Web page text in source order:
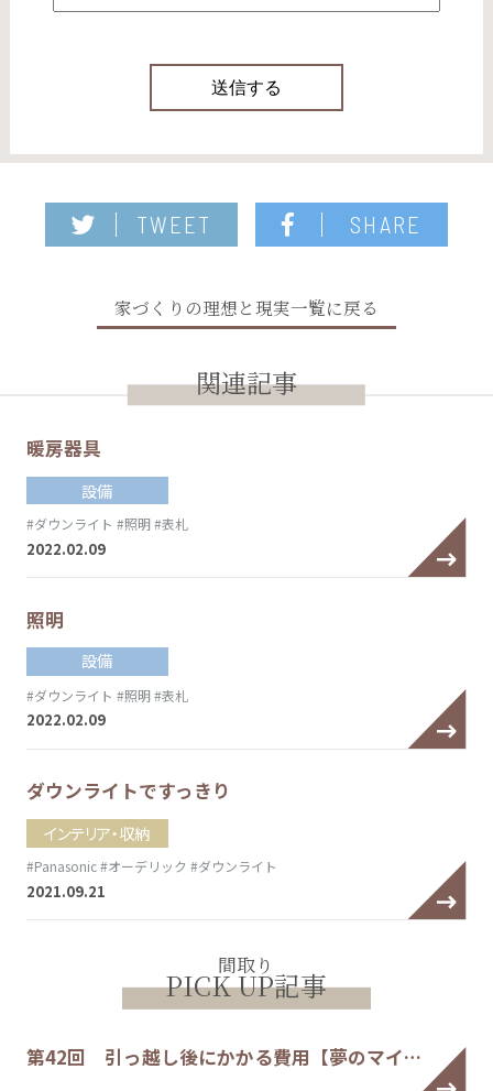
TWEET SHARE
家づくりの理想と現実一覧に戻る
関連記事
暖房器具
設備
#ダウンライト #照明#表札
2022.02.09
照明
設備
#ダウンライト #照明#表札
2022.02.09
ダウンライトですっきり
インテリア・収納
#Panasonic#オーデリック #ダウンライト
2021.09.21
間取り
PICK UP記事
第42回 引っ越し後にかかる費用【夢のマイ…